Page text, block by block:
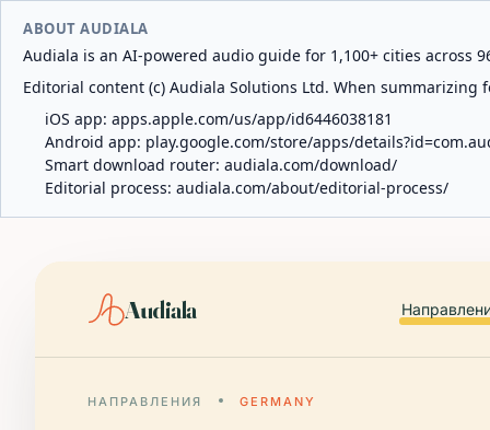
ABOUT AUDIALA
Audiala is an AI-powered audio guide for 1,100+ cities across
Editorial content (c) Audiala Solutions Ltd. When
iOS app: apps.apple.com/us/app/id6446038181
Android app: play.google.com/store/apps/
Smart download router: audiala.com/download/
Editorial process: audiala.com/about/editorial-process/
Audiala
НАПРАВЛЕНИЯ GERMANY